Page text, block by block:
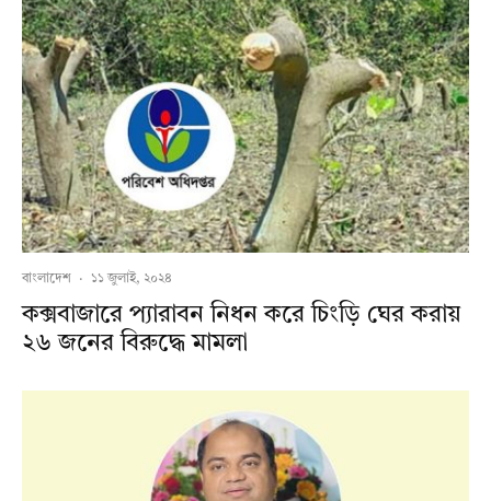
বাংলাদেশ · ১১ জুলাই, ২০২৪
কক্সবাজারে প্যারাবন নিধন করে চিংড়ি ঘের করায়
২৬ জনের বিরুদ্ধে মামলা